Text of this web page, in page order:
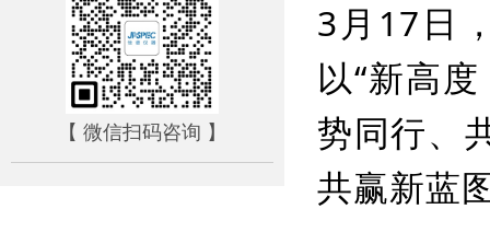
【 微信扫码咨询 】
3月17日
以“新高
势同行、
共赢新蓝